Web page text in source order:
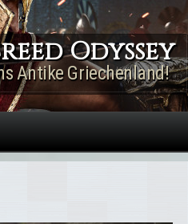
Rogue
& Xbox One!